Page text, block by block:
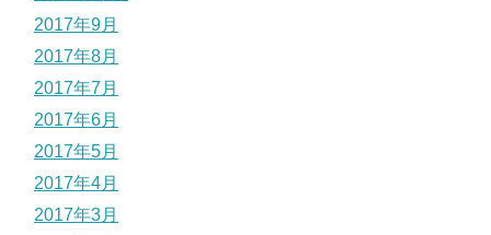
2017年9月
2017年8月
2017年7月
2017年6月
2017年5月
2017年4月
2017年3月